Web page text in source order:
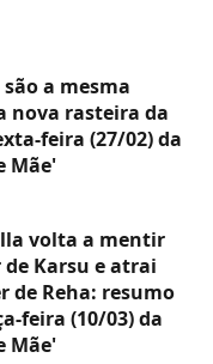
a mesma
nova rasteira da
feira (27/02) da
Mãe'
volta a mentir
Karsu e atrai
de Reha: resumo
feira (10/03) da
Mãe'